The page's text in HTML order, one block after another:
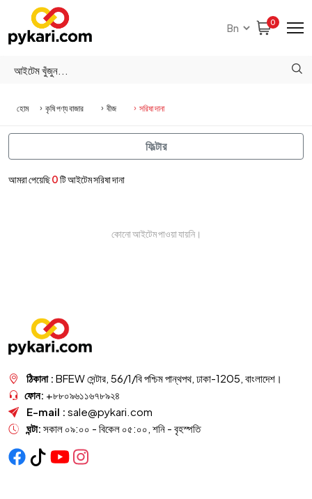
0
হোম কৃষি পণ্য বাজার বীজ সরিষা দানা
আমরা পেয়েছি0টি আইটেম সরিষা দানা
কোনো আইটেম পাওয়া যায়নি।
ফিল্টার
ঠিকানা : BFEW সেন্টার, 56/1/বি পশ্চিম পান্থপথ, ঢাকা-1205, বাংলাদেশ।
ফোন: +৮৮০৯৬১১৬৭৮৯২৪
E-mail : sale@pykari.com
ঘন্টা: সকাল ০৯:০০ - বিকেল ০৫:০০, শনি - বৃহস্পতি